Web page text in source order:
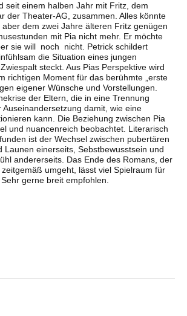
seit einem halben Jahr mit Fritz, dem
der Theater-AG, zusammen. Alles könnte
dem zwei Jahre älteren Fritz genügen
mit Pia nicht mehr. Er möchte
sie will ­ noch ­ nicht. Petrick schildert
die Situation eines jungen
steckt. Aus Pias Perspektive wird
richtigen Moment für das berühmte „erste
eigener Wünsche und Vorstellungen.
der Eltern, die in eine Trennung
Auseinandersetzung damit, wie eine
kann. Die Beziehung zwischen Pia
und nuancenreich beobachtet. Literarisch
ist der Wechsel zwischen pubertären
Launen einerseits, Sebstbewusstsein und
andererseits. Das Ende des Romans, der
umgeht, lässt viel Spielraum für
gerne breit empfohlen.